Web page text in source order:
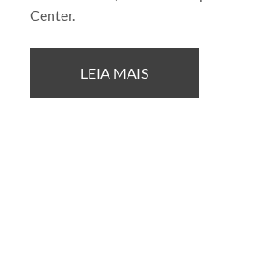
Center.
LEIA MAIS